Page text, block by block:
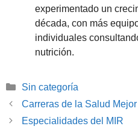
experimentado un
década, con más
individuales
nutrición.
Categorías
Sin categoría
Carreras de la Salud
Especialidades del MIR